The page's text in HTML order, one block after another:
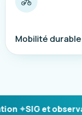
Mobilité durable
SIG et